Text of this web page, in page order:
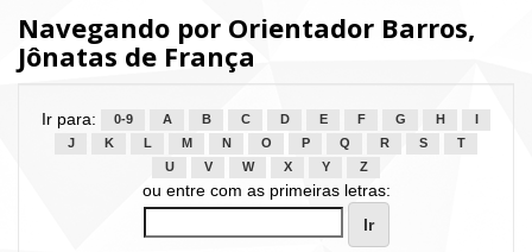
Navegando por Orientador Barros,
Jônatas de França
Ir para: 0-9 A B C D E F G H
J
K L M N O P Q R S
T
U
V W X Y Z
ou entre com as primeiras letras: